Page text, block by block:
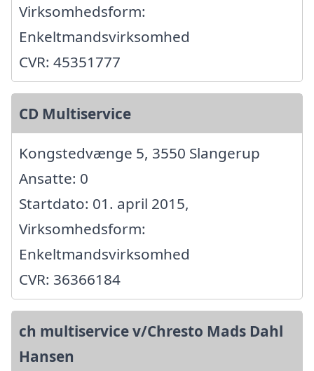
Virksomhedsform:
Enkeltmandsvirksomhed
CVR: 45351777
CD Multiservice
Kongstedvænge 5, 3550 Slangerup
Ansatte: 0
Startdato: 01. april 2015,
Virksomhedsform:
Enkeltmandsvirksomhed
CVR: 36366184
ch multiservice v/Chresto Mads Dahl
Hansen